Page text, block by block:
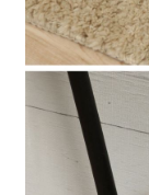
４．使用「AFTEE
時審查核予不同之上
請求用戶進行身份認
５．嚴禁一人註冊
恩沛科技股份有限